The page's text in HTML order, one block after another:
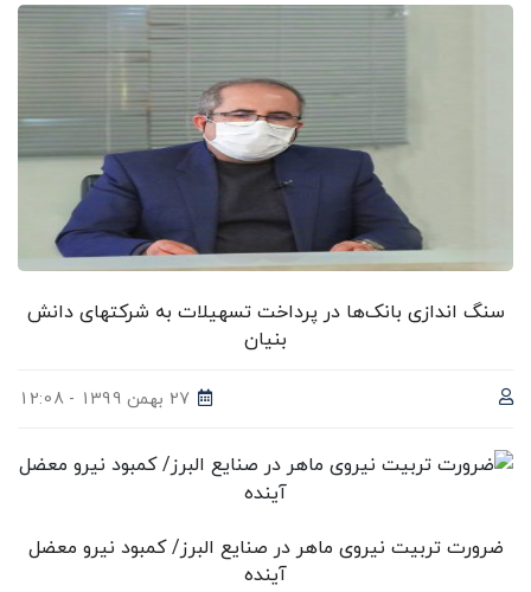
سنگ اندازی بانک‌ها در پرداخت تسهیلات به شرکتهای دانش
بنیان
27 بهمن 1399 - 12:08
ضرورت تربیت نیروی ماهر در صنایع البرز/ کمبود نیرو معضل
آینده